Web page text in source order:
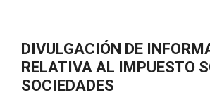
DIVULGACIÓN DE
RELATIVA AL IMPUESTO
SOCIEDADES